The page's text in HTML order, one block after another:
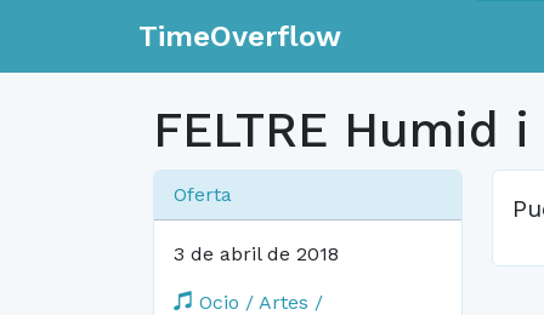
TimeOverflow
FELTRE Humid
Oferta
3 de abril de 2018
Ocio / Artes /